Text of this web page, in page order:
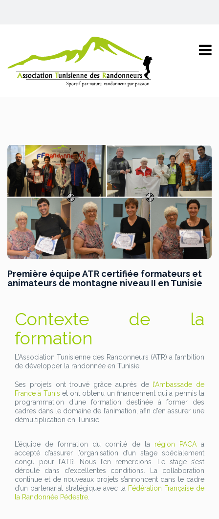
Première équipe ATR certifiée formateurs et
animateurs de montagne niveau II en Tunisie
Contexte de la
formation
L’Association Tunisienne des Randonneurs (ATR) a l’ambition
de développer la randonnée en Tunisie.
Ses projets ont trouvé grâce auprès de l’Ambassade de
France à Tunis et ont obtenu un financement qui a permis la
programmation d’une formation destinée à former des
cadres dans le domaine de l’animation, afin d’en assurer une
démultiplication en Tunisie.
L’équipe de formation du comité de la région PACAa
accepté d’assurer l’organisation d’un stage spécialement
conçu pour l’ATR. Nous l’en remercions. Le stage s’est
déroulé dans d’excellentes conditions. La collaboration
continue et de nouveaux projets s’annoncent dans le cadre
d’un partenariat stratégique avec la Fédération Française de
la Randonnée Pédestre.